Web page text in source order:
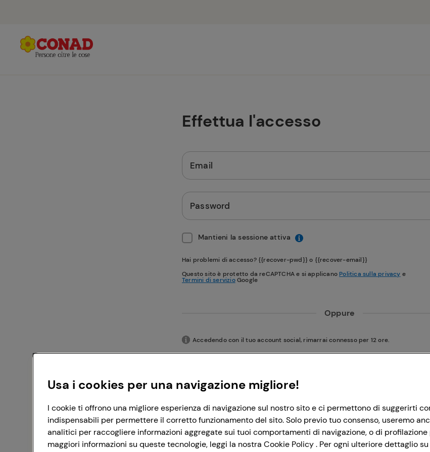
Effettua l'accesso
Email
Password
Mantieni la sessione attiva
Hai problemi di accesso? {{recover-pwd}} o {{recover-email}}
Questo sito è protetto da reCAPTCHA e si applicano Politica sulla privacy e
Termini di servizioGoogle
Oppure
Accedendo con il tuo account social, rimarrai connesso per 12 ore.
Accedi con Facebook
Usa i cookies per una navigazione migliore!
I cookie ti offrono una migliore esperienza di navigazione sul nostro sito e ci permettono di suggerirti
indispensabili per permettere il corretto funzionamento del sito. Solo previo tuo consenso, useremo
analitici per raccogliere informazioni aggregate sui tuoi comportamenti di navigazione, o di
maggiori informazioni su queste tecnologie, leggi la nostra Cookie Policy . Per ogni ulteriore dettaglio